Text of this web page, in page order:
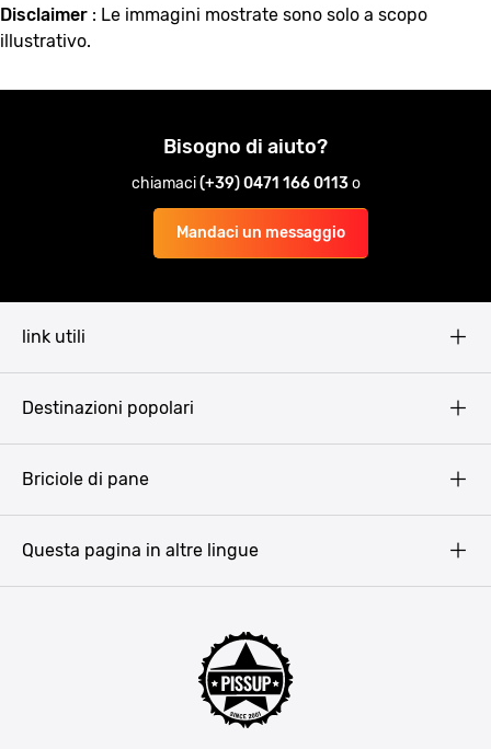
Disclaimer : Le immagini mostrate sono solo a scopo
illustrativo.
Bisogno di aiuto?
chiamaci(+39) 0471 166 0113o
Mandaci un messaggio
link utili
Destinazioni popolari
Bucarest
Briciole di pane
Questa pagina in altre lingue